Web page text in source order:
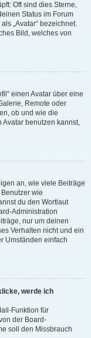
Oft sind dies Sterne,
Status im Forum
„Avatar“ bezeichnet.
Bild, welches von
einen Avatar über eine
Remote oder
ob und wie die
Avatar benutzen kannst,
an, wie viele Beiträge
wie
du den Wortlaut
Administration
nur um deinen
Verhalten nicht und ein
Umständen einfach
werde ich
Funktion für
der Board-
soll den Missbrauch